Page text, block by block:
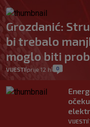
Grozdanić:
bi trebalo
moglo biti
VIJESTI| prije 12 h 0
VIJESTI